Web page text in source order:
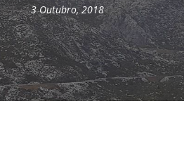
3 Outubro, 2018